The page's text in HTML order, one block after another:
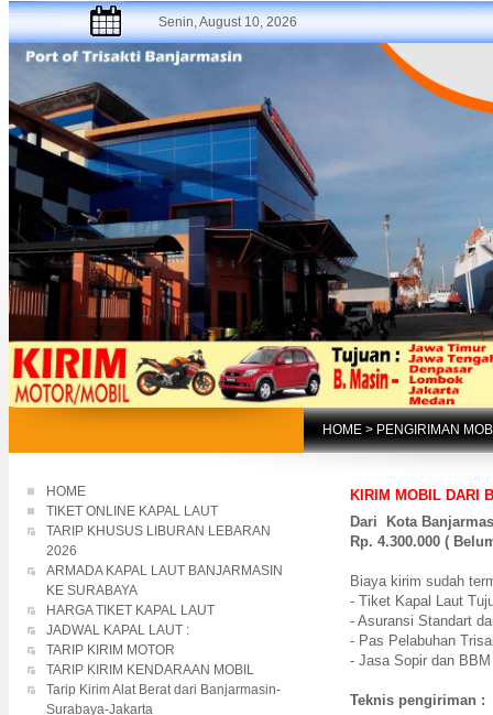
Senin, August 10, 2026
HOME > PENGIRIMAN
HOME
TIKET ONLINE KAPAL LAUT
TARIP KHUSUS LIBURAN LEBARAN
2026
ARMADA KAPAL LAUT BANJARMASIN
KE SURABAYA
HARGA TIKET KAPAL LAUT
JADWAL KAPAL LAUT :
TARIP KIRIM MOTOR
TARIP KIRIM KENDARAAN MOBIL
Tarip Kirim Alat Berat dari Banjarmasin-
Surabaya-Jakarta
KIRIM MOBIL DARI
Dari Kota
Rp. 4.300.000 (
Biaya kirim sudah
- Tiket Kapal Laut
- Asuransi Standart
- Pas Pelabuhan
- Jasa Sopir dan
Teknis pengiriman :